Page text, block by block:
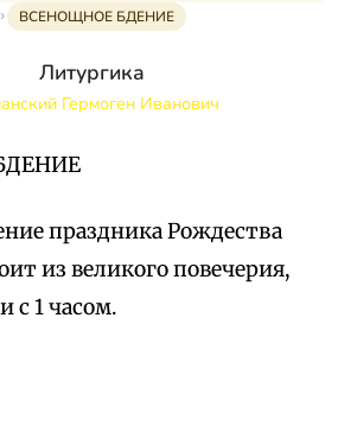
ВСЕНОЩНОЕ БДЕНИЕ
Литургика
Гермоген Иванович
праздника Рождества
из великого повечерия,
с 1 часом.